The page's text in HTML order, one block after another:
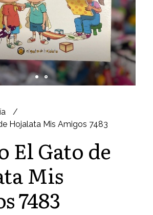
Hojalata Mis Amigos 7483
El Gato de
Mis
7483